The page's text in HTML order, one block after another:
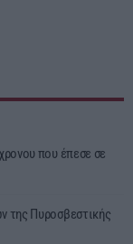
που έπεσε σε
της Πυροσβεστικής